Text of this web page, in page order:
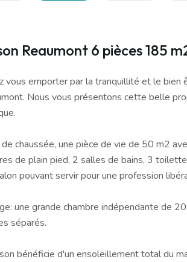
Reaumont 6 pièces 185
vous emporter par la tranquillité et le
Nous vous présentons cette belle
chaussée, une pièce de vie de 50 m2
de plain pied, 2 salles de bains, 3
pouvant servir pour une profession
une grande chambre indépendante de
séparés.
bénéficie d'un ensoleillement total du